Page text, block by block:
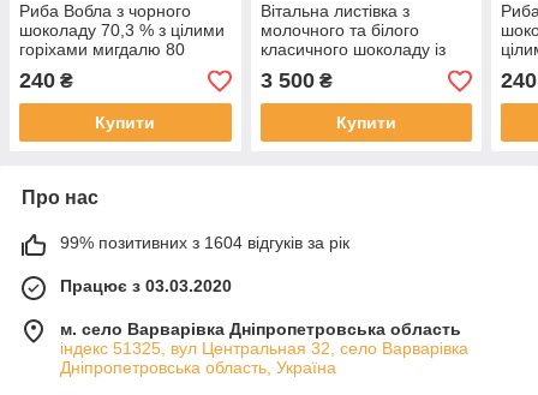
Риба Вобла з чорного
шоколаду 70,3 % з цілими
горіхами мигдалю 80
грамів крафтове
виробництво
240 ₴
Купити
Вітальна листівка з
молочного та білого
класичного шоколаду із
додаванням горіхів кокосу
малини повітряним рисом
і бананів 1150 г
3 500₴
Купити
240
Про нас
99% позитивних з 1604 відгуків за рік
Працює з 03.03.2020
м. село Варварівка Дніпропетровська область
індекс 51325, вул Центральная 32, село Варварівка
Дніпропетровська область, Україна